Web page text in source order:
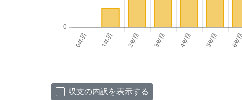
収支の内訳を表示する